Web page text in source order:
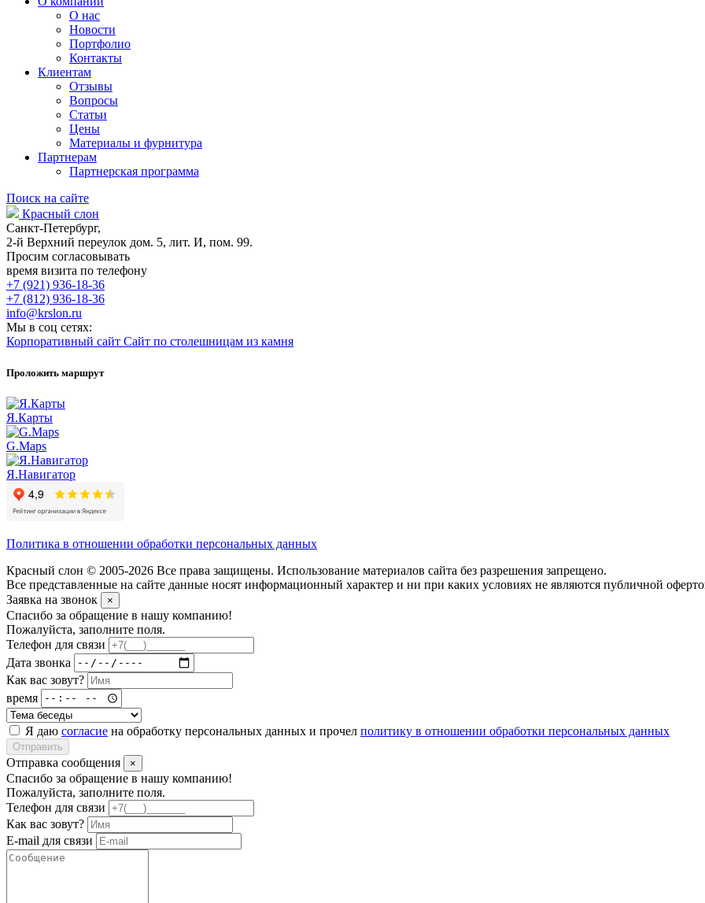
О нас
Новости
Портфолио
Контакты
Клиентам
Отзывы
Вопросы
Статьи
Цены
Материалы и фурнитура
Партнерам
Партнерская программа
Поиск на сайте
Красный слон
Санкт-Петербург,
2-й Верхний переулок дом. 5, лит. И, пом. 99.
Просим согласовывать
время визита по телефону
+7 (921) 936-18-36
+7 (812) 936-18-36
info@krslon.ru
Мы в соц сетях:
Корпоративный сайт Сайт по столешницам из камня
Проложить маршрут
Я.Карты
G.Maps
Я.Навигатор
Политика в отношении обработки персональных данных
Красный слон © 2005-2026 Все права защищены. Использование материалов сайта без разрешения запрещено.
Все представленные на сайте данные носят информационный характер и ни при каких условиях не являются публичной
Заявка на звонок
×
Спасибо за обращение в нашу компанию!
Пожалуйста, заполните поля.
Телефон для связи
Дата звонка
Как вас зовут?
время
Я даю согласие на обработку персональных данных и прочел политику в отношении обработки персональных данных
Отправить
Отправка сообщения ×
Спасибо за обращение в нашу компанию!
Пожалуйста, заполните поля.
Телефон для связи
Как вас зовут?
E-mail для связи